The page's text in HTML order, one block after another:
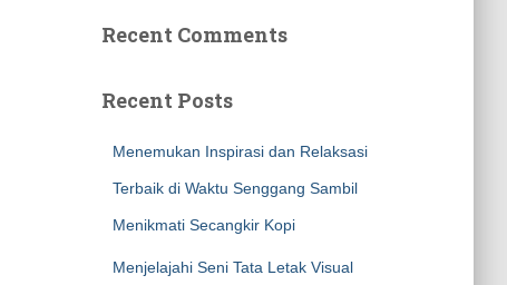
Recent Comments
Recent Posts
Menemukan Inspirasi dan Relaksasi
Terbaik di Waktu Senggang Sambil
Menikmati Secangkir Kopi
Menjelajahi Seni Tata Letak Visual